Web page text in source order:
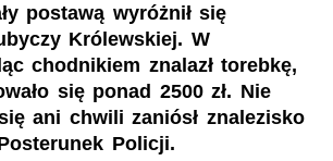
postawą wyróżnił się
Królewskiej. W
chodnikiem znalazł torebkę,
się ponad 2500 zł. Nie
ani chwili zaniósł znalezisko
Policji.